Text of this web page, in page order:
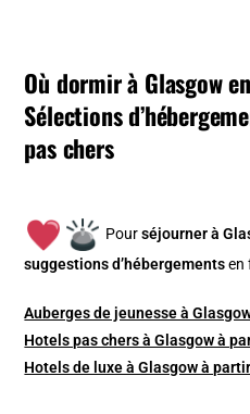
Où dormir à Glasgow
Sélections
pas chers
Pourséjourner à
suggestions d’hébergements en
Auberges de jeunesse à
Hotels pas chers à Glasgow à
Hotels de luxe à Glasgow à